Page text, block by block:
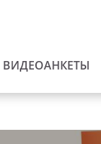
ВИДЕОАНКЕТЫ